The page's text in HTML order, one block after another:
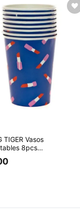
TIGER Vasos
8pcs
3014013